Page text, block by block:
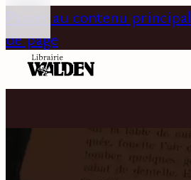
Passer au contenu principal
de page